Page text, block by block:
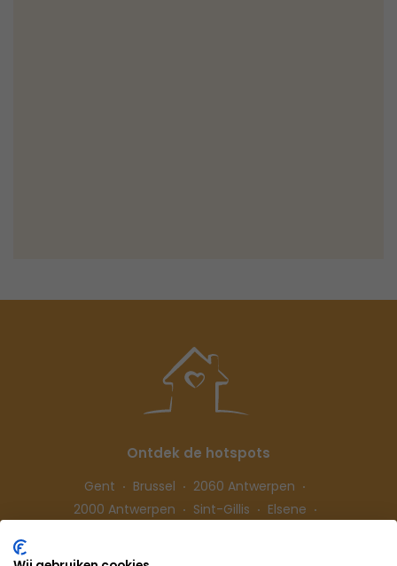
Ontdek de hotspots
Gent Brussel
2060 Antwerpen
2000 Antwerpen
Sint-Gillis
Elsene